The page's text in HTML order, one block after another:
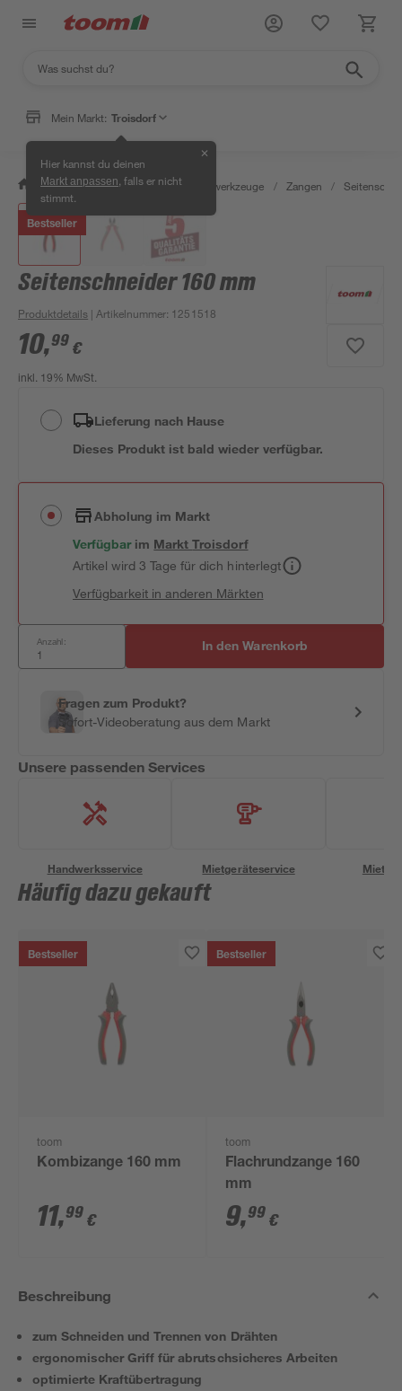
Mein Markt: Troisdorf
Hier kannst du deinen
Markt anpassen , falls er nicht
stimmt.
✕
/ Werkstatt & Maschinen / Handwerkzeuge / Zangen /
Bestseller
Seitenschneider 160 mm
Produktdetails | Artikelnummer: 1251518
10,99 €
inkl. 19% MwSt.
Lieferung nach Hause
Dieses Produkt ist bald wieder verfügbar.
Abholung im Markt
Verfügbar im MarktTroisdorf
Artikel wird 3 Tage für dich hinterlegt
Verfügbarkeit in anderen Märkten
Anzahl: In den Warenkorb
Fragen zum Produkt?
Sofort-Videoberatung aus dem Markt
Unsere passenden Services
Handwerksservice Mietgeräteservice
Häufig dazu gekauft
Bestseller
toom
Kombizange 160 mm
11,99 €
Bestseller
toom
Flachrundzange 160
mm
9,99 €
Beschreibung
zum Schneiden und Trennen von Drähten
ergonomischer Griff für abrutschsicheres Arbeiten
optimierte Kraftübertragung